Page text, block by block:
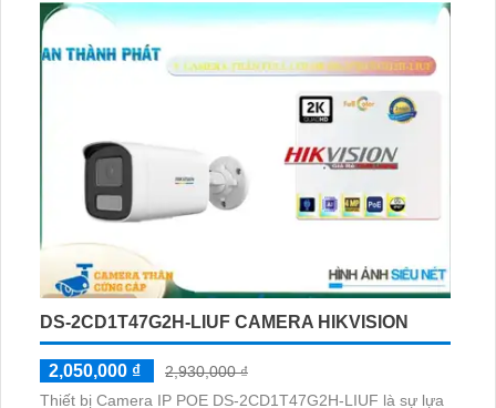
xử lý tín hiệu mạng một cách ổn định, không ảnh hưởng
DS-2CD1T47G2H-LIUF CAMERA HIKVISION
2,050,000 ₫
2,930,000 ₫
Thiết bị Camera IP POE DS-2CD1T47G2H-LIUF là sự lựa